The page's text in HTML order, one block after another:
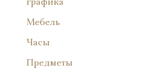
графика
Мебель
Часы
Предметы